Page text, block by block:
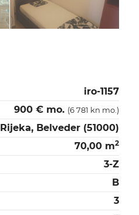
iro-1157
900 € mo. (6 781 kn mo.)
Rijeka, Belveder (51000)
70,00 m2
3-Z
B
3